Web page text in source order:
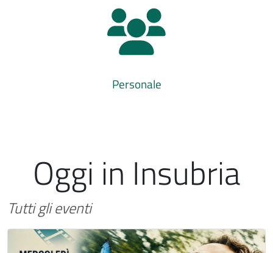
Personale
Oggi in Insubria
Tutti gli eventi
Immagine